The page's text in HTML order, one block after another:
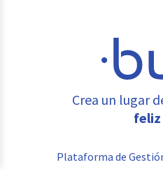
Crea un lugar
feliz
Plataforma de